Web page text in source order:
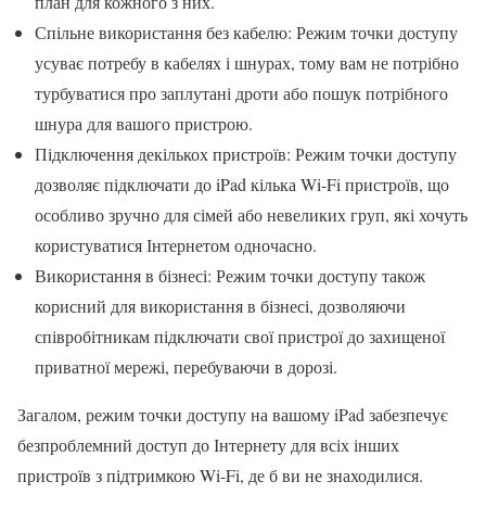
Спільне використання без кабелю: Режим точки доступу
усуває потребу в кабелях і шнурах, тому вам не потрібно
турбуватися про заплутані дроти або пошук потрібного
шнура для вашого пристрою.
Підключення декількох пристроїв: Режим точки доступу
дозволяє підключати до iPad кілька Wi-Fi пристроїв, що
особливо зручно для сімей або невеликих груп, які хочуть
користуватися Інтернетом одночасно.
Використання в бізнесі: Режим точки доступу також
корисний для використання в бізнесі, дозволяючи
співробітникам підключати свої пристрої до захищеної
приватної мережі, перебуваючи в дорозі.
Загалом, режим точки доступу на вашому iPad забезпечує
безпроблемний доступ до Інтернету для всіх інших
пристроїв з підтримкою Wi-Fi, де б ви не знаходилися.